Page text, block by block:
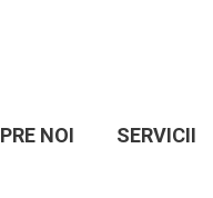
NOI SERVICII